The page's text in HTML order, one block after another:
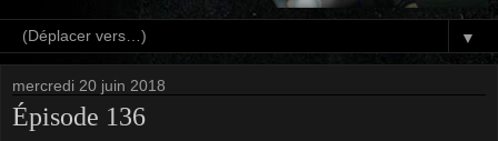
▼
mercredi 20 juin 2018
Épisode 136